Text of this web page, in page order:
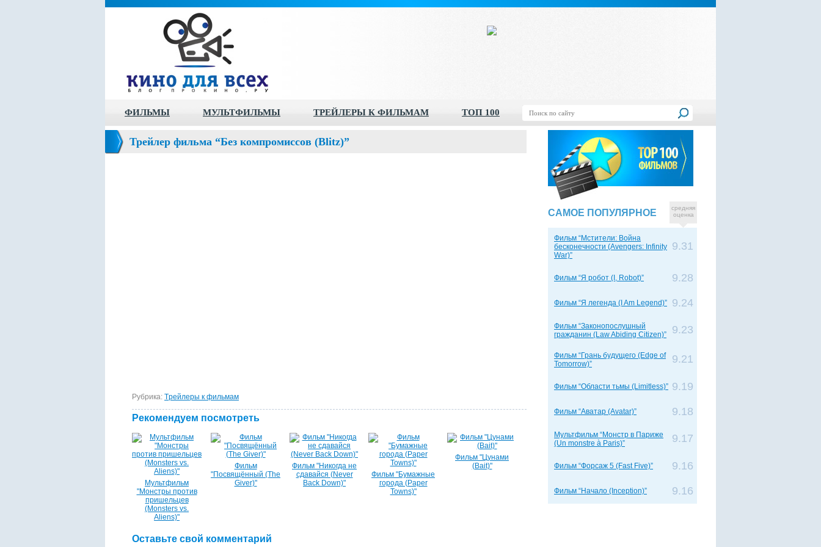
ФИЛЬМЫ МУЛЬТФИЛЬМЫ ТРЕЙЛЕРЫ К ФИЛЬМАМ ТОП 100
Трейлер фильма “Без компромиссов (Blitz)”
Рубрика: Tрейлеры к фильмам
Рекомендуем посмотреть
Мультфильм
"Монстры против
пришельцев
(Monsters vs.
Aliens)"
Фильм
"Посвящённый (The
Giver)"
Фильм "Никогда не
сдавайся (Never
Back Down)"
Фильм "Бумажные
города (Paper
Towns)"
Фильм "Цунами
(Bait)"
Оставьте свой комментарий
САМОЕ ПОПУЛЯРНОЕ
средняя
оценка
Фильм “Мстители: Война
бесконечности (Avengers: Infinity
War)”
9.31
Фильм “Я робот (I, Robot)” 9.28
Фильм “Я легенда (I Am Legend)” 9.24
Фильм “Законопослушный
гражданин (Law Abiding Citizen)”
9.23
Фильм “Грань будущего (Edge of
Tomorrow)”
9.21
Фильм “Области тьмы (Limitless)” 9.19
Фильм “Аватар (Avatar)” 9.18
Мультфильм “Монстр в Париже
(Un monstre à Paris)”
9.17
Фильм “Форсаж 5 (Fast Five)” 9.16
Фильм “Начало (Inception)” 9.16